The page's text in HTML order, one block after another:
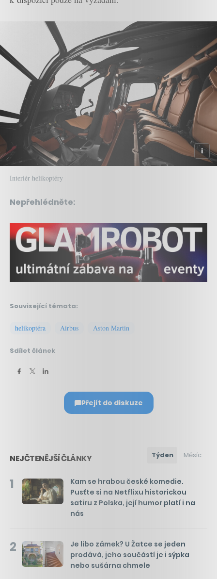
Interiér helikoptéry
Nepřehlédněte:
Související témata:
helikoptéra Airbus Aston Martin
Sdílet článek
Přejít do diskuze
NEJČTENĚJŠÍ ČLÁNKY Týden Měsíc
1
Kam se hrabou české komedie.
Pusťte si na Netflixu historickou
satiru z Polska, její humor platí i na
nás
2
Je libo zámek? U Žatce se jeden
prodává, jeho součástí je i sýpka
nebo sušárna chmele